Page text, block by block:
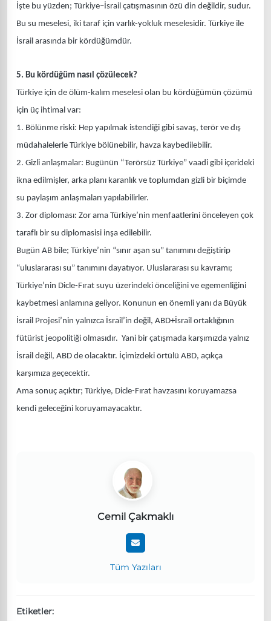
İşte bu yüzden; Türkiye–İsrail çatışmasının özü din değildir, sudur.
Bu su meselesi, iki taraf için varlık-yokluk meselesidir. Türkiye ile
İsrail arasında bir kördüğümdür.
5. Bu kördüğüm nasıl çözülecek?
Türkiye için de ölüm-kalım meselesi olan bu kördüğümün çözümü
için üç ihtimal var:
1. Bölünme riski: Hep yapılmak istendiği gibi savaş, terör ve dış
müdahalelerle Türkiye bölünebilir, havza kaybedilebilir.
2. Gizli anlaşmalar: Bugünün “Terörsüz Türkiye” vaadi gibi içerideki
ikna edilmişler, arka planı karanlık ve toplumdan gizli bir biçimde
su paylaşım anlaşmaları yapılabilirler.
3. Zor diploması: Zor ama Türkiye’nin menfaatlerini önceleyen çok
taraflı bir su diplomasisi inşa edilebilir.
Bugün AB bile; Türkiye’nin “sınır aşan su” tanımını değiştirip
“uluslararası su” tanımını dayatıyor. Uluslararası su kavramı;
Türkiye’nin Dicle-Fırat suyu üzerindeki önceliğini ve egemenliğini
kaybetmesi anlamına geliyor. Konunun en önemli yanı da Büyük
İsrail Projesi’nin yalnızca İsrail’in değil, ABD+İsrail ortaklığının
fütürist jeopolitiği olmasıdır. Yani bir çatışmada karşımızda yalnız
İsrail değil, ABD de olacaktır. İçimizdeki örtülü ABD, açıkça
karşımıza geçecektir.
Ama sonuç açıktır; Türkiye, Dicle-Fırat havzasını koruyamazsa
kendi geleceğini koruyamayacaktır.
Cemil Çakmaklı
Tüm Yazıları
Etiketler: